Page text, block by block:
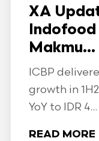
XA
Indofood
Makmu...
ICBP
growth in
YoY to IDR 4...
READ MORE